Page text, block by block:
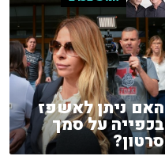
האם ניתן לאשפז
בכפייה על סמך
סרטון?